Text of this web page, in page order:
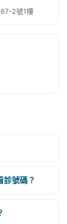
2號1樓
診號碼？